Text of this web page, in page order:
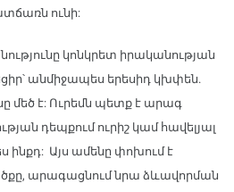
ունի:
կոնկրետ իրականության
անմիջապես երեսիդ կխփեն.
է: Ուրեմն պետք է արագ
դեպքում ուրիշ կամ հավելյալ
ինքդ: Այս ամենը փոխում է
արագացնում նրա ձևավորման